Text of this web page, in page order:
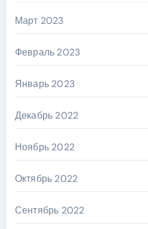
Март 2023
Февраль 2023
Январь 2023
Декабрь 2022
Ноябрь 2022
Октябрь 2022
Сентябрь 2022